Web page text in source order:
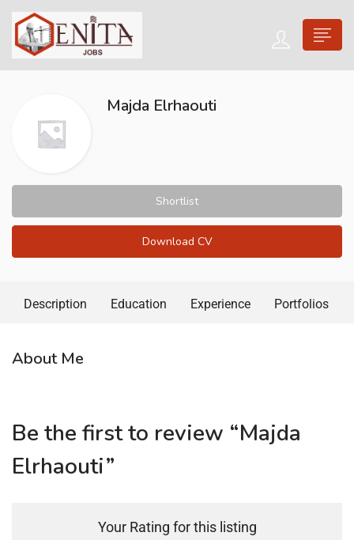
Majda Elrhaouti
Shortlist
Download CV
Description Education Experience Portfolios
About Me
Be the first to review “Majda
Elrhaouti”
Your Rating for this listing